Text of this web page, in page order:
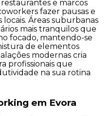
e marcos
fazer pausas e
Áreas suburbanas
mais tranquilos que
focado, mantendo-se
de elementos
modernas cria
profissionais que
na sua rotina
em Evora